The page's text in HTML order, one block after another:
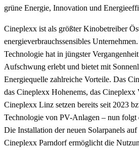
grüne Energie, Innovation und
Cineplexx ist als größter Kinobetreiber
energieverbrauchssensibles
Technologie hat in jüngster
Aufschwung erlebt und bietet mit
Energiequelle zahlreiche Vorteile. Das
das Cineplexx Hohenems, das Cineplexx
Cineplexx Linz setzen bereits seit 2023
Technologie von PV-Anlagen – nun folgt
Die Installation der neuen Solarpanels
Cineplexx Parndorf ermöglicht die